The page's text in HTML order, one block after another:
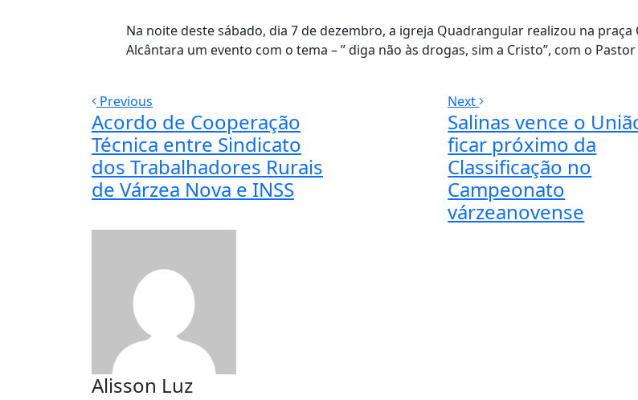
Na noite deste sábado, dia 7 de dezembro, a igreja Quadrangular realizou na praça
Alcântara um evento com o tema – ” diga não às drogas, sim a Cristo”, com o Pastor
Previous
Acordo de Cooperação
Técnica entre Sindicato
dos Trabalhadores Rurais
de Várzea Nova e INSS
Next
Salinas vence o
ficar próximo da
Classificação no
Campeonato
várzeanovense
Alisson Luz